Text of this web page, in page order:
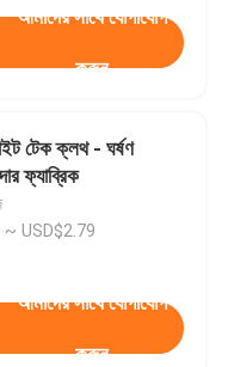
আমাদের সাথে যোগাযোগ
করুন
টেক ক্লথ - ঘর্ষণ
ফ্যাব্রিক
~ USD$2.79
আমাদের সাথে যোগাযোগ
করুন